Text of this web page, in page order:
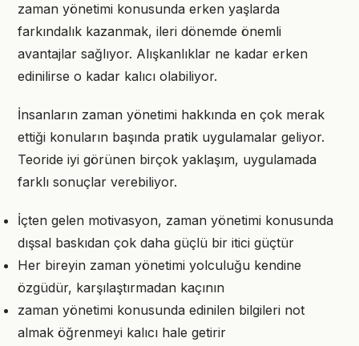
zaman yönetimi konusunda erken yaşlarda
farkındalık kazanmak, ileri dönemde önemli
avantajlar sağlıyor. Alışkanlıklar ne kadar erken
edinilirse o kadar kalıcı olabiliyor.
İnsanların zaman yönetimi hakkında en çok merak
ettiği konuların başında pratik uygulamalar geliyor.
Teoride iyi görünen birçok yaklaşım, uygulamada
farklı sonuçlar verebiliyor.
İçten gelen motivasyon, zaman yönetimi konusunda
dışsal baskıdan çok daha güçlü bir itici güçtür
Her bireyin zaman yönetimi yolculuğu kendine
özgüdür, karşılaştırmadan kaçının
zaman yönetimi konusunda edinilen bilgileri not
almak öğrenmeyi kalıcı hale getirir